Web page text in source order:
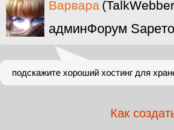
Варвара
админФорум
подскажите хороший хостинг для
Как